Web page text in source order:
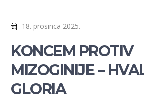
18. prosinca 2025.
KONCEM PROTIV
MIZOGINIJE –
GLORIA